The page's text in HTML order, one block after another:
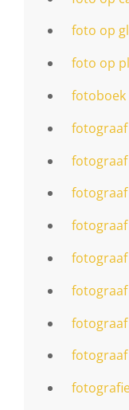
foto op
foto op
fotoboek
fotograaf